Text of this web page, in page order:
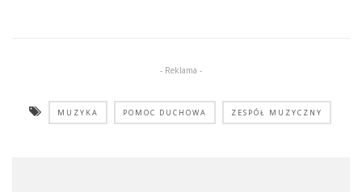
- Reklama -
MUZYKA POMOC DUCHOWA ZESPÓŁ MUZYCZNY